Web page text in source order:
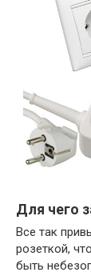
Для чего
Все так
розеткой,
быть